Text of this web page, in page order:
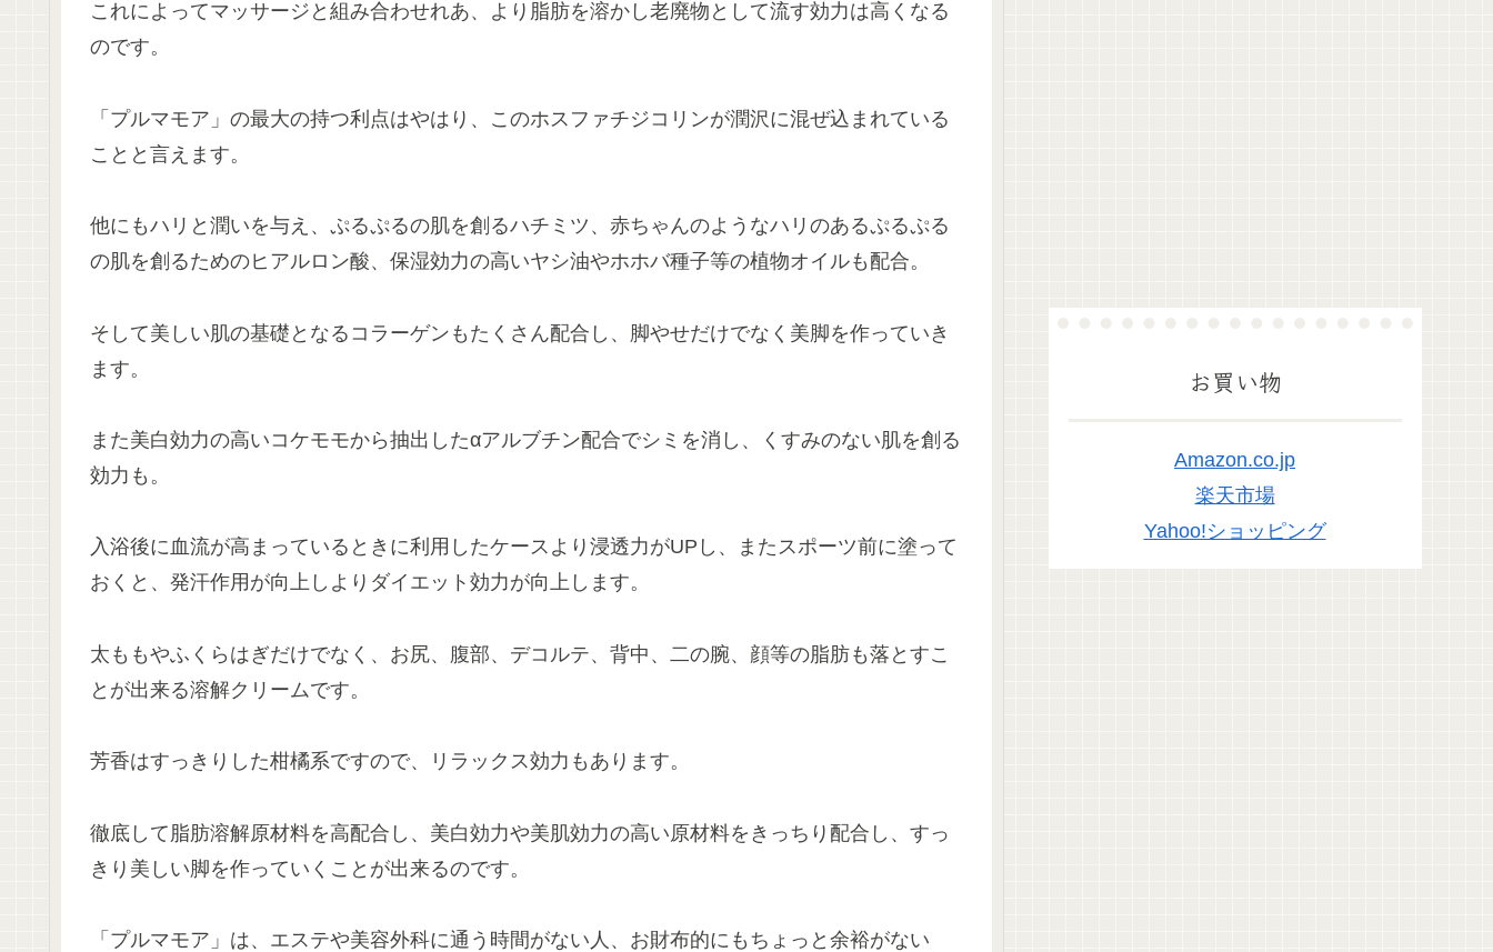
これによってマッサージと組み合わせれあ、より脂肪を溶かし老廃物として流す効力は高くなる
のです。
「プルマモア」の最大の持つ利点はやはり、このホスファチジコリンが潤沢に混ぜ込まれている
ことと言えます。
他にもハリと潤いを与え、ぷるぷるの肌を創るハチミツ、赤ちゃんのようなハリのあるぷるぷる
の肌を創るためのヒアルロン酸、保湿効力の高いヤシ油やホホバ種子等の植物オイルも配合。
そして美しい肌の基礎となるコラーゲンもたくさん配合し、脚やせだけでなく美脚を作っていき
ます。
また美白効力の高いコケモモから抽出したαアルブチン配合でシミを消し、くすみのない肌を創る
効力も。
入浴後に血流が高まっているときに利用したケースより浸透力がUPし、またスポーツ前に塗って
おくと、発汗作用が向上しよりダイエット効力が向上します。
太ももやふくらはぎだけでなく、お尻、腹部、デコルテ、背中、二の腕、顔等の脂肪も落とすこ
とが出来る溶解クリームです。
芳香はすっきりした柑橘系ですので、リラックス効力もあります。
徹底して脂肪溶解原材料を高配合し、美白効力や美肌効力の高い原材料をきっちり配合し、すっ
きり美しい脚を作っていくことが出来るのです。
「プルマモア」は、エステや美容外科に通う時間がない人、お財布的にもちょっと余裕がない
お買い物
Amazon.co.jp
楽天市場
Yahoo!ショッピング